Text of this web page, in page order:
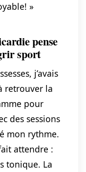
»
pense
sport
j’avais
retrouver la
pour
des sessions
mon rythme.
attendre :
tonique. La